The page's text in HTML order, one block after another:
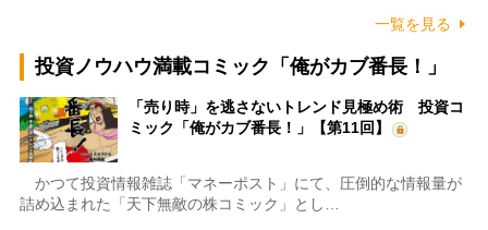
一覧を見る
投資ノウハウ満載コミック「俺がカブ番長！」
「売り時」を逃さないトレンド見極め術 投資コ
ミック「俺がカブ番長！」【第11回】
かつて投資情報雑誌「マネーポスト」にて、圧倒的な情報量が
詰め込まれた「天下無敵の株コミック」とし…